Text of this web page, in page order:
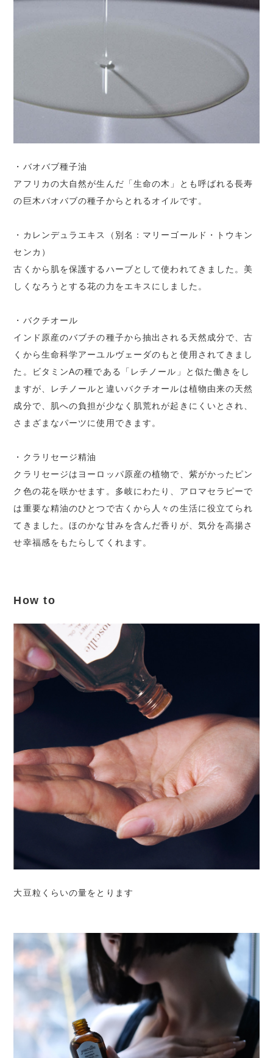
・バオバブ種子油
アフリカの大自然が生んだ「生命の木」とも呼ばれる長寿
の巨木バオバブの種子からとれるオイルです。
・カレンデュラエキス（別名：マリーゴールド・トウキン
センカ）
古くから肌を保護するハーブとして使われてきました。美
しくなろうとする花の力をエキスにしました。
・バクチオール
インド原産のバブチの種子から抽出される天然成分で、古
くから生命科学アーユルヴェーダのもと使用されてきまし
た。ビタミンAの種である「レチノール」と似た働きをし
ますが、レチノールと違いバクチオールは植物由来の天然
成分で、肌への負担が少なく肌荒れが起きにくいとされ、
さまざまなパーツに使用できます。
・クラリセージ精油
クラリセージはヨーロッパ原産の植物で、紫がかったピン
ク色の花を咲かせます。多岐にわたり、アロマセラピーで
は重要な精油のひとつで古くから人々の生活に役立てられ
てきました。ほのかな甘みを含んだ香りが、気分を高揚さ
せ幸福感をもたらしてくれます。
How to
大豆粒くらいの量をとります